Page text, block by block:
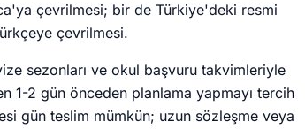
çevrilmesi; bir de Türkiye'deki resmi
çevrilmesi.
sezonları ve okul başvuru takvimleriyle
1-2 gün önceden planlama yapmayı tercih
gün teslim mümkün; uzun sözleşme veya